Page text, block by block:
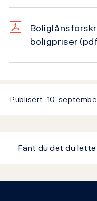
boligpriser
Publisert 10.
Fant du det du